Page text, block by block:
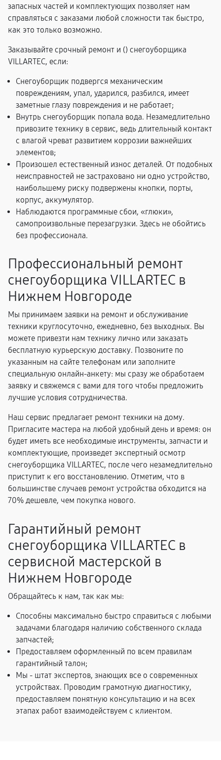
запасных частей и комплектующих позволяет нам
справляться с заказами любой сложности так быстро,
как это только возможно.
Заказывайте срочный ремонт и () снегоуборщика
VILLARTEC, если:
Снегоуборщик подвергся механическим
повреждениям, упал, ударился, разбился, имеет
заметные глазу повреждения и не работает;
Внутрь снегоуборщик попала вода. Незамедлительно
привозите технику в сервис, ведь длительный контакт
с влагой чреват развитием коррозии важнейших
элементов;
Произошел естественный износ деталей. От подобных
неисправностей не застраховано ни одно устройство,
наибольшему риску подвержены кнопки, порты,
корпус, аккумулятор.
Наблюдаются программные сбои, «глюки»,
самопроизвольные перезагрузки. Здесь не обойтись
без профессионала.
Профессиональный ремонт
снегоуборщика VILLARTEC в
Нижнем Новгороде
Мы принимаем заявки на ремонт и обслуживание
техники круглосуточно, ежедневно, без выходных. Вы
можете привезти нам технику лично или заказать
бесплатную курьерскую доставку. Позвоните по
указанным на сайте телефонам или заполните
специальную онлайн-анкету: мы сразу же обработаем
заявку и свяжемся с вами для того чтобы предложить
лучшие условия сотрудничества.
Наш сервис предлагает ремонт техники на дому.
Пригласите мастера на любой удобный день и время: он
будет иметь все необходимые инструменты, запчасти и
комплектующие, произведет экспертный осмотр
снегоуборщика VILLARTEC, после чего незамедлительно
приступит к его восстановлению. Отметим, что в
большинстве случаев ремонт устройства обходится на
70% дешевле, чем покупка нового.
Гарантийный ремонт
снегоуборщика VILLARTEC в
сервисной мастерской в
Нижнем Новгороде
Обращайтесь к нам, так как мы:
Способны максимально быстро справиться с любыми
задачами благодаря наличию собственного склада
запчастей;
Предоставляем оформленный по всем правилам
гарантийный талон;
Мы - штат экспертов, знающих все о современных
устройствах. Проводим грамотную диагностику,
предоставляем понятную консультацию и на всех
этапах работ взаимодействуем с клиентом.